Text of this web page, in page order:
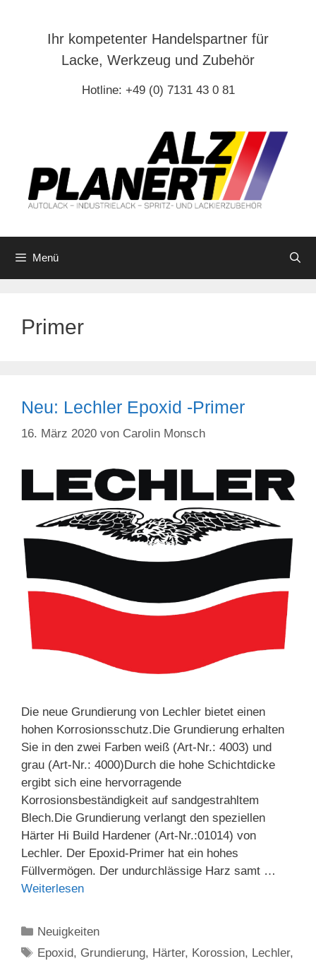
Ihr kompetenter Handelspartner für
Lacke, Werkzeug und Zubehör
Hotline: +49 (0) 7131 43 0 81
Menü
Primer
Neu: Lechler Epoxid -Primer
16. März 2020 von Carolin Monsch
Die neue Grundierung von Lechler bietet einen
hohen Korrosionsschutz.Die Grundierung erhalten
Sie in den zwei Farben weiß (Art-Nr.: 4003) und
grau (Art-Nr.: 4000)Durch die hohe Schichtdicke
ergibt sich eine hervorragende
Korrosionsbeständigkeit auf sandgestrahltem
Blech.Die Grundierung verlangt den speziellen
Härter Hi Build Hardener (Art-Nr.:01014) von
Lechler. Der Epoxid-Primer hat ein hohes
Füllvermögen. Der undurchlässige Harz samt …
Weiterlesen
Kategorien
Neuigkeiten
Schlagwörter
Epoxid, Grundierung, Härter, Korossion, Lechler,